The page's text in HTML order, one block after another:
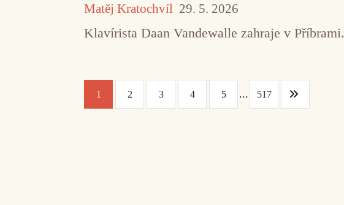
Matěj Kratochvíl 29. 5. 2026
Klavírista Daan Vandewalle zahraje v Příbrami.
1 2 3 4 5 ... 517